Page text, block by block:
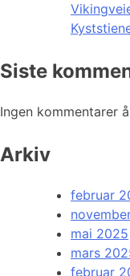
Siste
Ingen kommentarer
Arkiv
februar
mai 2025
mars
februar